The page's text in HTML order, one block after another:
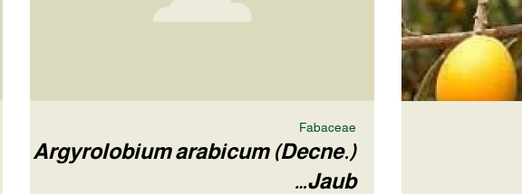
Fabaceae
Argyrolobium arabicum (Decne.)
Jaub…